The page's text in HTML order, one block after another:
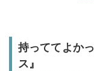
持っててよか
ス』